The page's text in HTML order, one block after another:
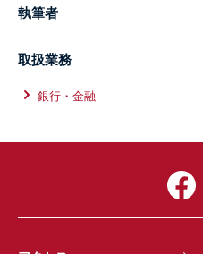
執筆者
取扱業務
銀行・金融